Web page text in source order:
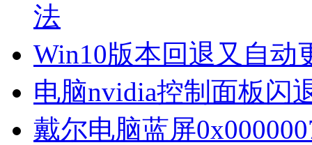
法
Win10版本回退又自动
电脑nvidia控制面板闪
戴尔电脑蓝屏